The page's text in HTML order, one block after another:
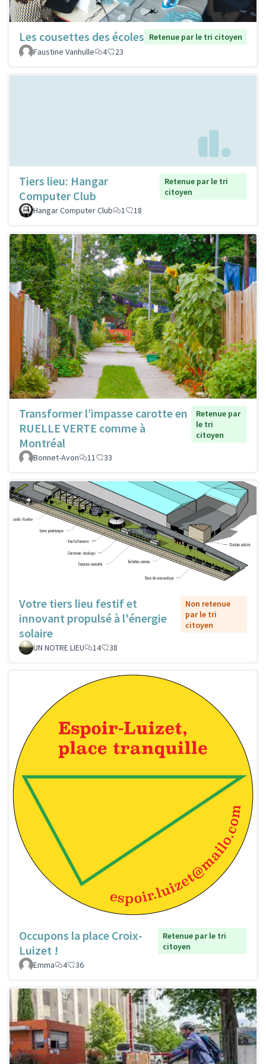
Les cousettes des écoles Retenue par le tri citoyen
Faustine Vanhulle
4 23
Tiers lieu: Hangar
Computer Club
Retenue par le tri
citoyen
Hangar Computer Club
1 18
Transformer l’impasse carotte en
RUELLE VERTE comme à
Montréal
Retenue par
le tri
citoyen
Bonnet-Avon 11 33
Votre tiers lieu festif et
innovant propulsé à l'énergie
solaire
Non retenue
par le tri
citoyen
UN NOTRE LIEU 14 38
Occupons la place Croix-
Luizet !
Retenue par le tri
citoyen
Emma
4 36